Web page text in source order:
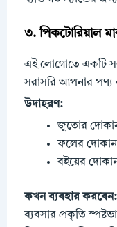
৩. পিকটোরিয়াল
এই লোগোতে একটি
সরাসরি আপনার পণ্য
উদাহরণ:
জুতোর
ফলের
বইয়ের
কখন ব্যবহার করবেন:
ব্যবসার প্রকৃতি